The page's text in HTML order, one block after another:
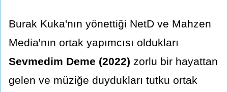
Burak Kuka'nın yönettiği NetD ve Mahzen
Media'nın ortak yapımcısı oldukları
Sevmedim Deme (2022) zorlu bir hayattan
gelen ve müziğe duydukları tutku ortak